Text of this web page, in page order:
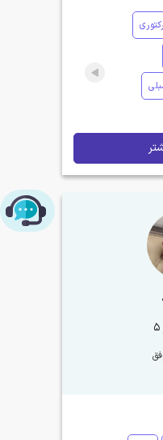
با پشتیبانی پارس‌کدرز